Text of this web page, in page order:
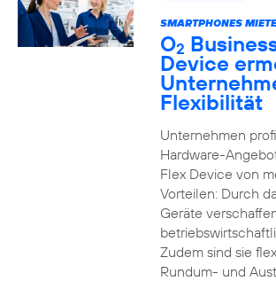
SMARTPHONES
O2
Device
Flexibilität
Unternehmen
Hardware-
Flex Device von
Vorteilen: Durch
Geräte
Zudem sind sie
Rundum- und